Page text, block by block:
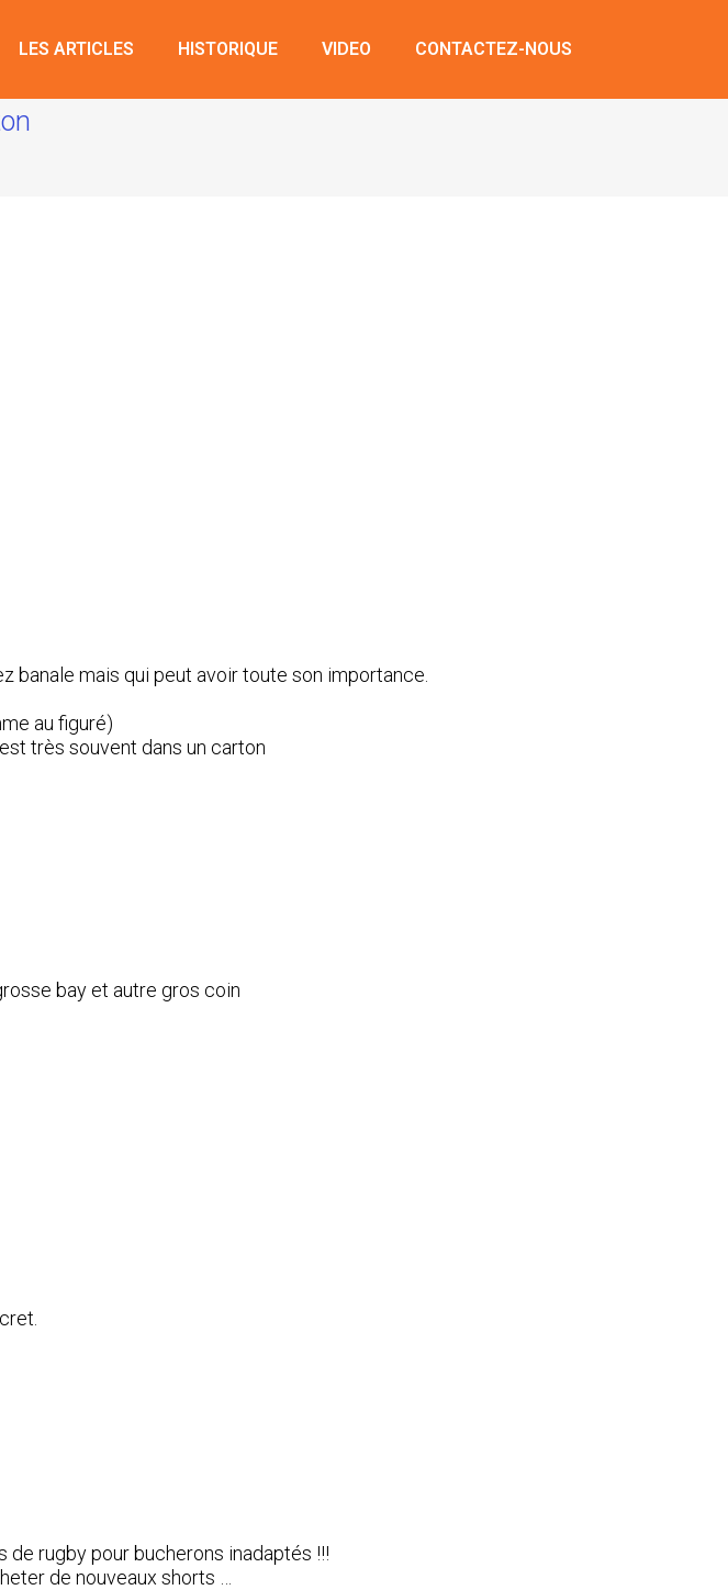
LES ARTICLES HISTORIQUE VIDEO CONTACTEZ-NOUS
banale mais qui peut avoir toute son importance.
au figuré)
très souvent dans un carton
bay et autre gros coin
rugby pour bucherons inadaptés !!!
de nouveaux shorts …